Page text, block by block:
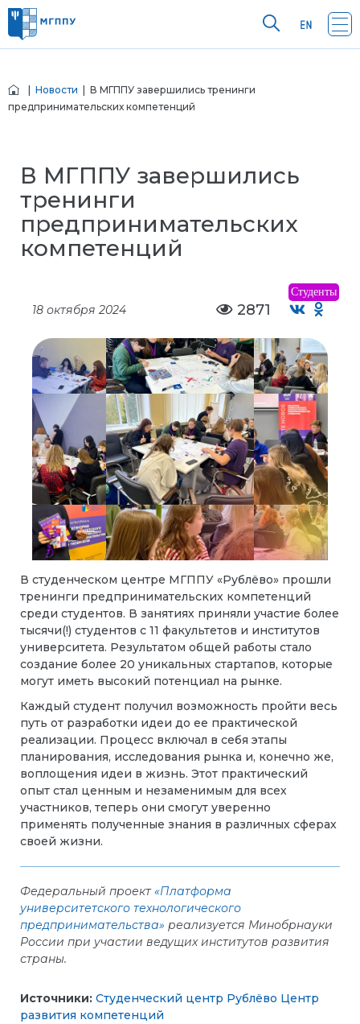
Новости | В МГППУ завершились тренинги
предпринимательских компетенций
В МГППУ завершились
тренинги
предпринимательских
компетенций
Студенты
18 октября 2024 2871
В студенческом центре МГППУ «Рублёво» прошли
тренинги предпринимательских компетенций
среди студентов. В занятиях приняли участие более
тысячи(!) студентов с 11 факультетов и институтов
университета. Результатом общей работы стало
создание более 20 уникальных стартапов, которые
могут иметь высокий потенциал на рынке.
Каждый студент получил возможность пройти весь
путь от разработки идеи до ее практической
реализации. Процесс включал в себя этапы
планирования, исследования рынка и, конечно же,
воплощения идеи в жизнь. Этот практический
опыт стал ценным и незаменимым для всех
участников, теперь они смогут уверенно
применять полученные знания в различных сферах
своей жизни.
Федеральный проект«Платформа
университетского технологического
предпринимательства» реализуется Минобрнауки
России при участии ведущих институтов развития
страны.
Источники: Студенческий центр Рублёво Центр
развития компетенций